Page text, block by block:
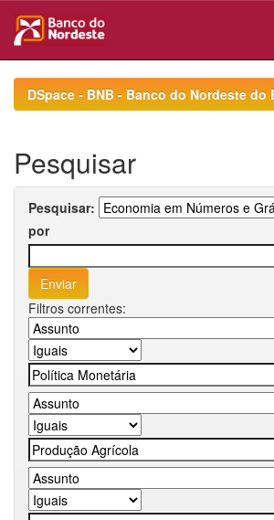
navigationDSpace - BNB - Banco do Nordeste do
Pesquisar
Pesquisar:
por
Filtros correntes: